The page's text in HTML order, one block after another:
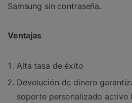
Samsung sin contraseña.
Ventajas
Alta tasa de éxito
Devolución de dinero
soporte personalizado activo